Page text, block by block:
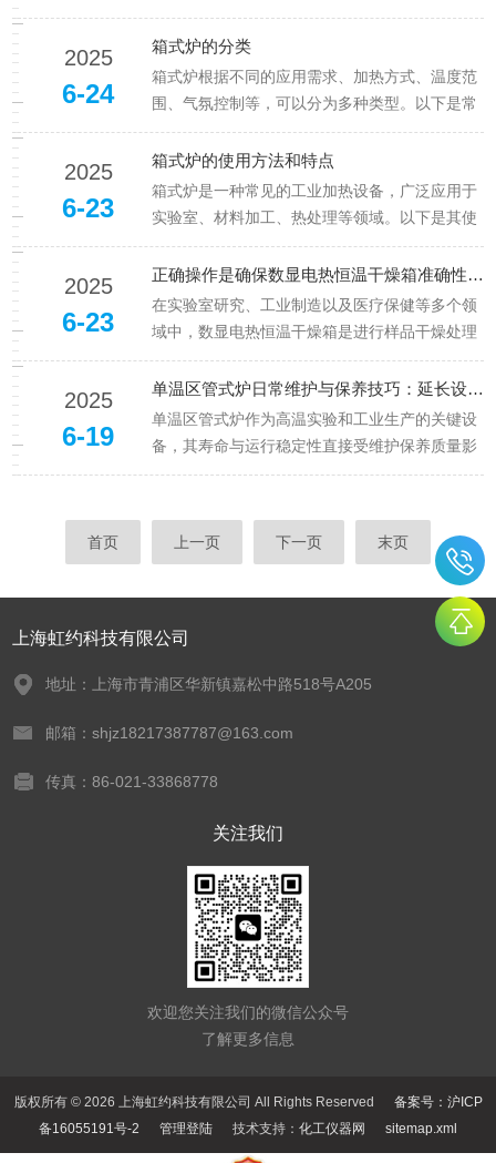
可靠性。然而，要实现这一目标，离不开其各个
精密设计的组件。本文将深入探讨高低温试验箱
的主要组成部分及其功能特点。1、箱体结构：
坚固耐用的外壳功能特点：保温性...
2025
6-24
箱式炉的分类
箱式炉根据不同的应用需求、加热方式、温度范
围、气氛控制等，可以分为多种类型。以下是常
见的分类方式及具体类型：1.按加热方式分类(1)
电阻加热箱式炉原理：利用电阻丝（如镍铬合
金、铁铬铝合金）或硅碳棒、硅钼棒发热。特
点：温度范围：300℃~18...
2025
6-23
箱式炉的使用方法和特点
箱式炉是一种常见的工业加热设备，广泛应用于
实验室、材料加工、热处理等领域。以下是其使
用方法和主要特点的详细介绍：一、箱式炉的使
用方法1.使用前准备检查设备：确认炉体、电源
线、温控系统完好无损，炉膛内无杂物。清洁炉
膛：用软刷或吸尘器清理炉膛内...
2025
6-23
正确操作是确保数显电热恒温干燥箱准确性的关键
在实验室研究、工业制造以及医疗保健等多个领
域中，数显电热恒温干燥箱是进行样品干燥处理
的关键设备。正确的操作不仅能够确保实验结果
的准确性，还能延长使用寿命。下面将详细介绍
数显电热恒温干燥箱的正确使用方法。一、前期
准备环境检查：确保其放置在一个...
2025
6-19
单温区管式炉日常维护与保养技巧：延长设备寿命的5个核心要点
单温区管式炉作为高温实验和工业生产的关键设
备，其寿命与运行稳定性直接受维护保养质量影
响。以下从设备结构、操作场景出发，总结5个
寿命。核心要点1：加热元件的定期检查与更换
关键操作：外观检查：每月目视检...
首页 上一页 下一页 末页
上海虹约科技有限公司
地址：上海市青浦区华新镇嘉松中路518号A205
邮箱：shjz18217387787@163.com
传真：86-021-33868778
关注我们
欢迎您关注我们的微信公众号
了解更多信息
版权所有 © 2026 上海虹约科技有限公司 All Rights Reserved 备案号：沪ICP
备16055191号-2
管理登陆 技术支持： 化工仪器网 sitemap.xml